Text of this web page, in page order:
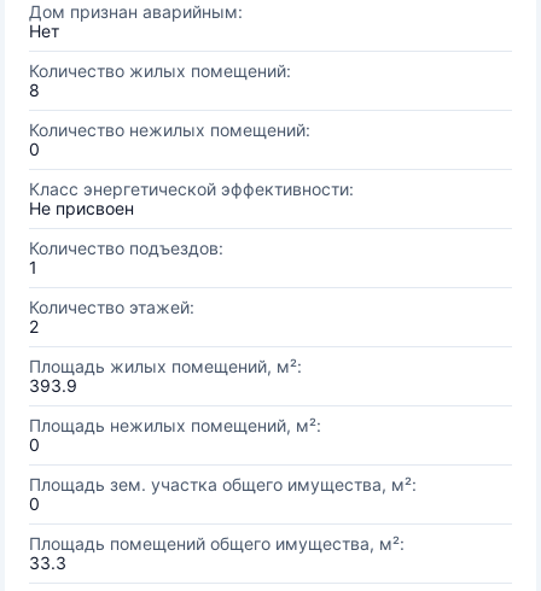
Дом признан аварийным:
Нет
Количество жилых помещений:
8
Количество нежилых помещений:
0
Класс энергетической эффективности:
Не присвоен
Количество подъездов:
1
Количество этажей:
2
Площадь жилых помещений, м²:
393.9
Площадь нежилых помещений, м²:
0
Площадь зем. участка общего имущества, м²:
0
Площадь помещений общего имущества, м²:
33.3